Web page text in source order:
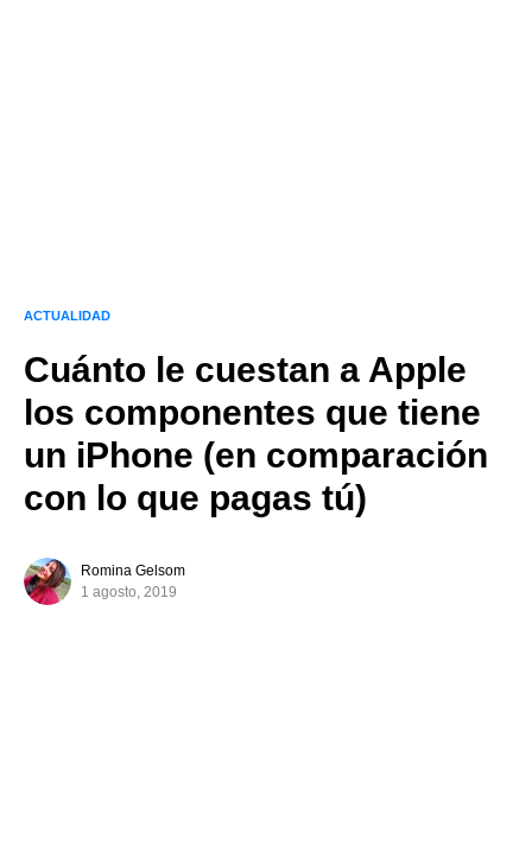
ACTUALIDAD
Cuánto le cuestan a Apple
los componentes que tiene
un iPhone (en comparación
con lo que pagas tú)
Romina Gelsom
1 agosto, 2019